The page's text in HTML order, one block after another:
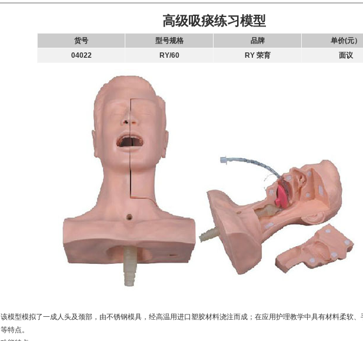
高级吸痰练习模型
货号 型号规格 品牌
单价(元）
04022
RY/60 RY 荣育 面议
该模型模拟了一成人头及颈部，由不锈钢模具，经高温用进口塑胶材料浇注而成；在应用护理教学中具有材料柔软
等特点。